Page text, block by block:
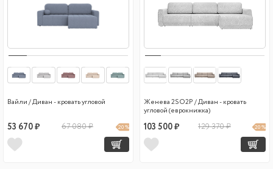
Вайли / Диван - кровать угловой
53 670 ₽ 67 080 ₽ 20 %
Женева 2SO2P / Диван - кровать
угловой (еврокнижка)
103 500 ₽ 129 370 ₽ 20 %